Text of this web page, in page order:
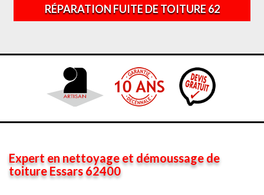
RÉPARATION FUITE DE TOITURE 62
Expert en nettoyage et démoussage de
toiture Essars 62400